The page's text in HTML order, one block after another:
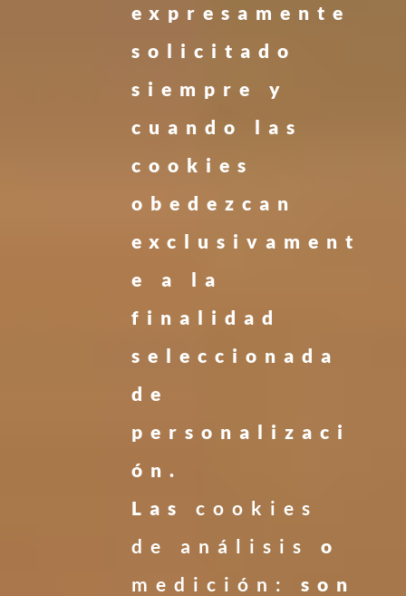
expresamente
solicitado
siempre y
cuando las
cookies
obedezcan
exclusivament
e a la
finalidad
seleccionada
de
personalizaci
ón.
Las cookies
de análisis
o
medición:
son